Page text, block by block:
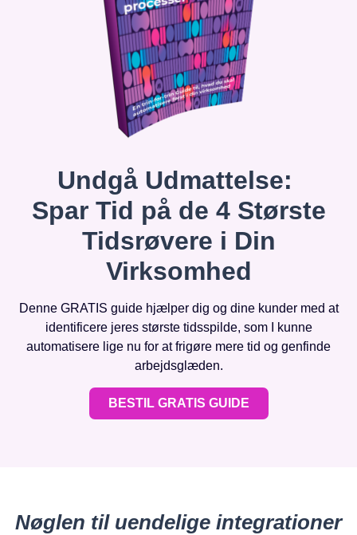
Undgå Udmattelse:
Spar Tid på de 4 Største
Tidsrøvere i Din
Virksomhed
Denne GRATIS guide hjælper dig og dine kunder med at
identificere jeres største tidsspilde, som I kunne
automatisere lige nu for at frigøre mere tid og genfinde
arbejdsglæden.
BESTIL GRATIS GUIDE
Nøglen til uendelige integrationer